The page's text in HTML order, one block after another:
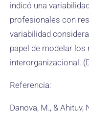
indicó una
profesionales con
variabilidad
papel de modelar
interorganizacional.
Referencia:
Danova, M., & Ahituv,